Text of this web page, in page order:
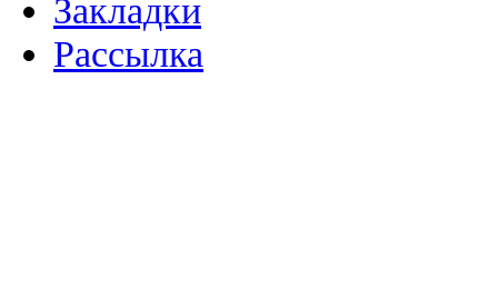
Закладки
Рассылка